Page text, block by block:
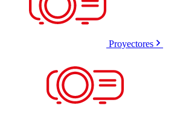
Proyectores